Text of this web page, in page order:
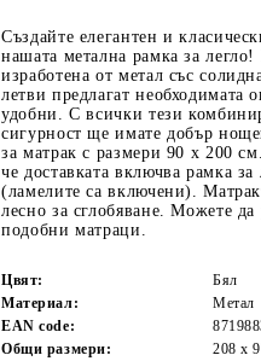
Създайте елегантен и
нашата метална рамка за легло!
изработена от метал със
летви предлагат необходимата
удобни. С всички тези
сигурност ще имате добър
за матрак с размери 90 x 200
че доставката включва рамка
(ламелите са включени).
лесно за сглобяване. Можете
подобни матраци.
Цвят:
Бял
Материал:
Метал
EAN code:
Общи размери:
208 x